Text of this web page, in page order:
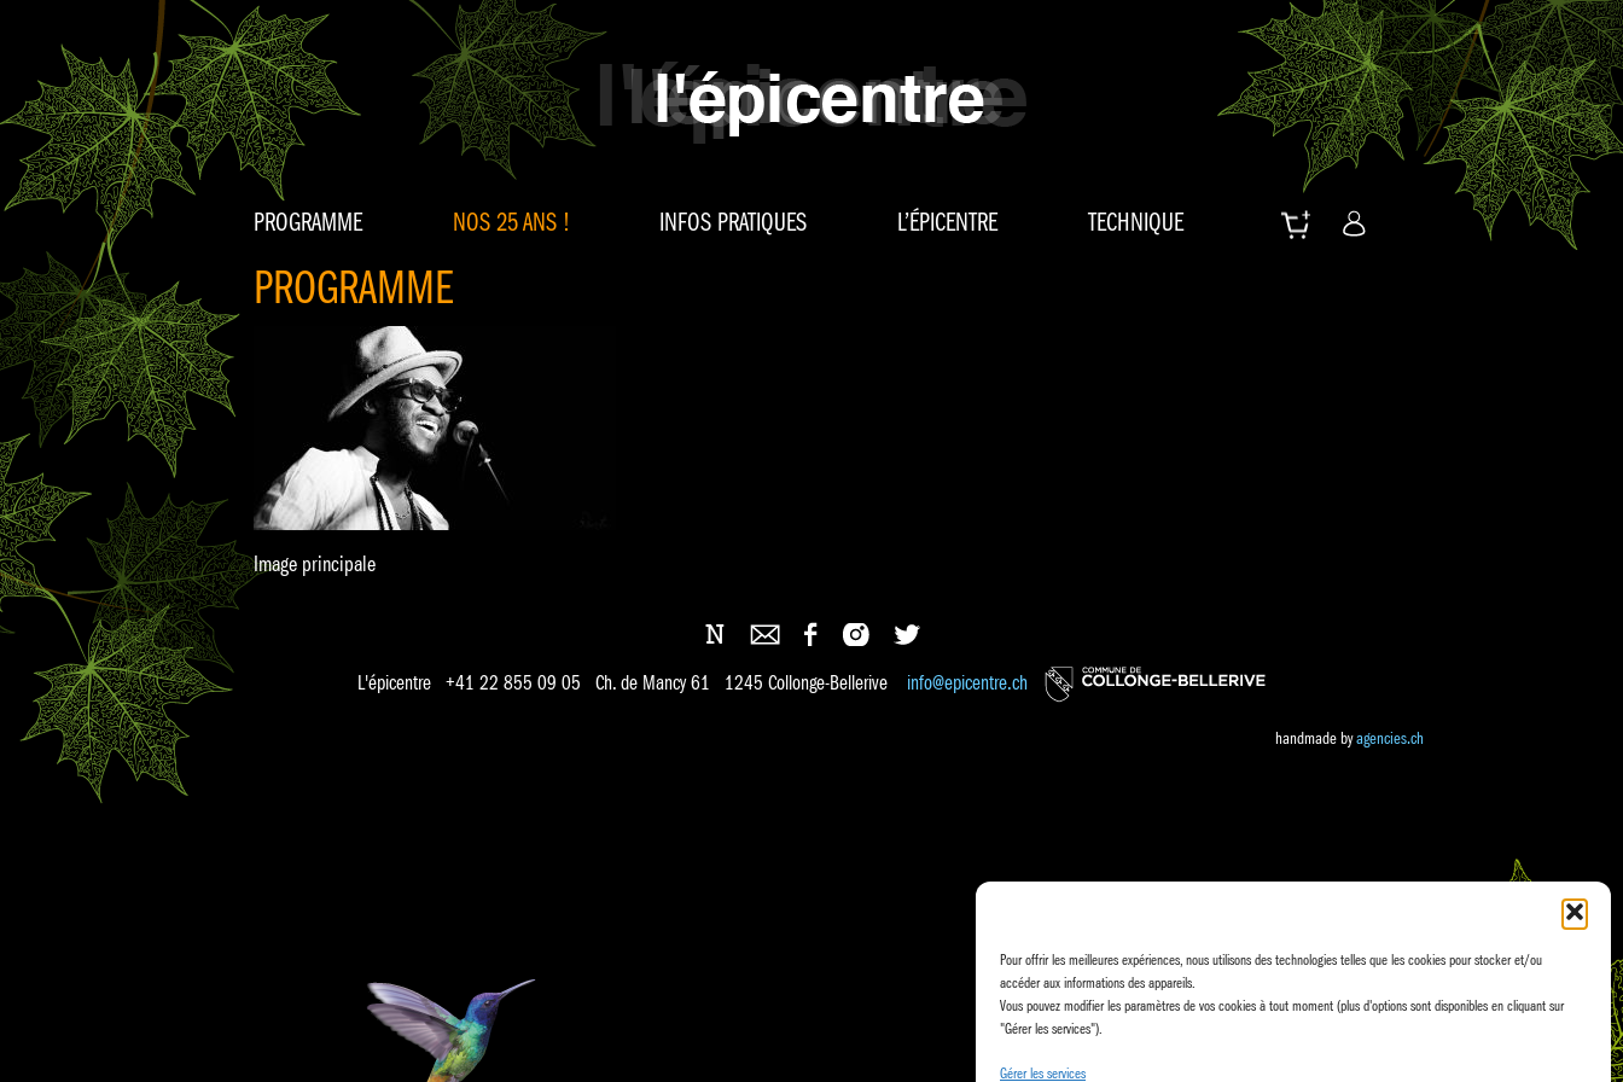
Pour offrir les meilleures expériences, nous utilisons des technologies telles que les cookies pour stocker et/ou
accéder aux informations des appareils.
Vous pouvez modifier les paramètres de vos cookies à tout moment (plus d'options sont disponibles en cliquant sur
"Gérer les services").
Gérer les services
PROGRAMME NOS 25 ANS ! INFOS PRATIQUES L’ÉPICENTRE TECHNIQUE
PROGRAMME
Image principale
L'épicentre +41 22 855 09 05 Ch. de Mancy 61 1245 Collonge-Bellerive info@epicentre.ch
handmade byagencies.ch